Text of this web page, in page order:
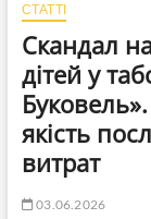
СТАТТІ
Скандал
дітей у
якість
витрат
03.06.2026